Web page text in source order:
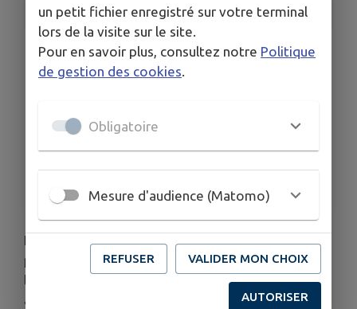
INFORMATIONS PRATIQUES
LIEU
1 Rue de l’Abbaye 55290 Montiers-sur-Saulx
HORAIRES
14h-18H30
TARIFS
GRATUIT
Le 15 juillet prochain, nous vous invitons à venir
passer votre après-midi, de 14h à 18h30 à
l'Abbaye d'Ecurey pour participer à des ateliers
autour des arts de l'antiquité. Au programme de
un petit fichier enregistré sur votre terminal
lors de la visite sur le site.
Pour en savoir plus, consultez notre Politique
de gestion des cookies.
Obligatoire
Mesure d'audience (Matomo)
REFUSER VALIDER MON CHOIX
AUTORISER